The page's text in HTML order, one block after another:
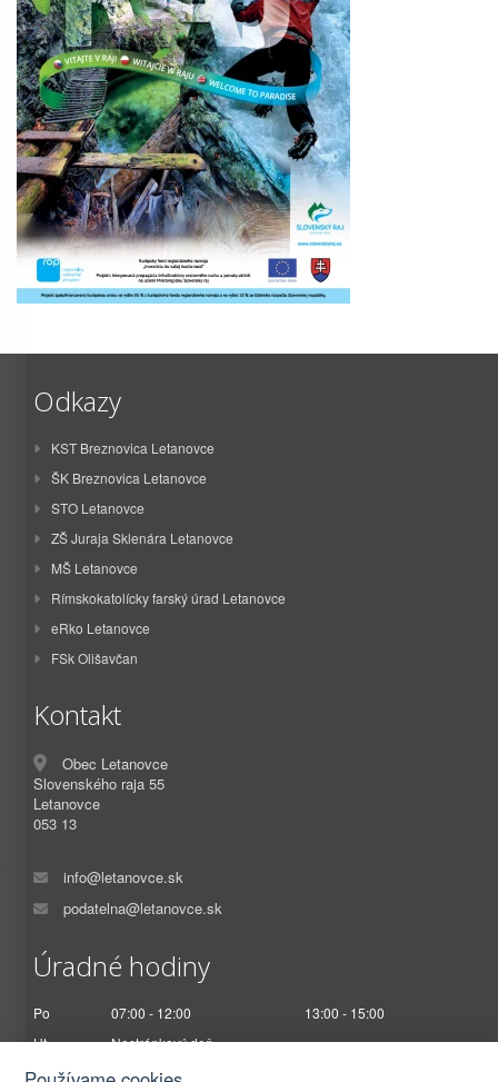
Odkazy
KST Breznovica Letanovce
ŠK Breznovica Letanovce
STO Letanovce
ZŠ Juraja Sklenára Letanovce
MŠ Letanovce
Rímskokatolícky farský úrad Letanovce
eRko Letanovce
FSk Olišavčan
Kontakt
Obec Letanovce
Slovenského raja 55
Letanovce
053 13
info@letanovce.sk
podatelna@letanovce.sk
Úradné hodiny
Po 07:00 - 12:00
13:00 - 15:00
Ut
Nestránkový deň
St
07:00 - 12:00